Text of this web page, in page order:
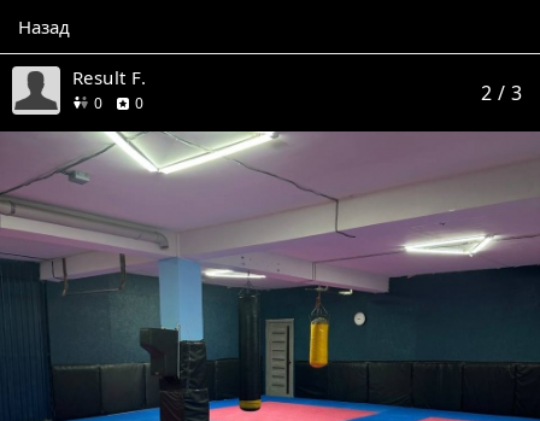
Назад
Result F.
0друзей
0отзывов 2 / 3